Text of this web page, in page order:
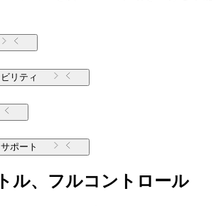
リティ
ソフトウェア および サポート
ル、フルコントロール